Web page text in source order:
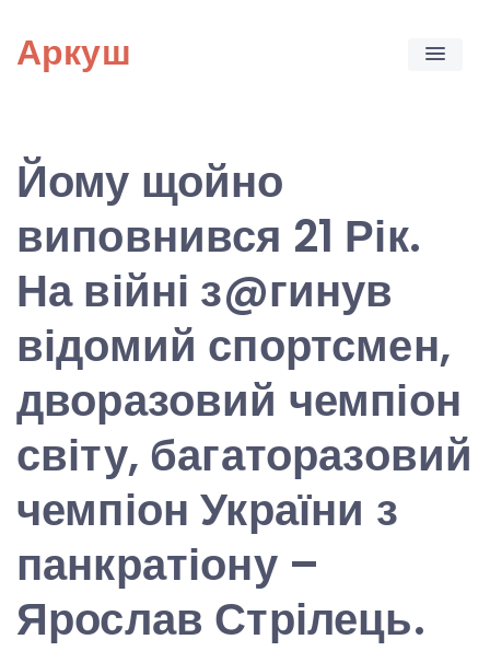
content
Аркуш
Йому щойно
виповнився 21 Рік.
На війні з@гинув
відомий спортсмен,
дворазовий чемпіон
світу, багаторазовий
чемпіон України з
панкратіону –
Ярослав Стрілець.